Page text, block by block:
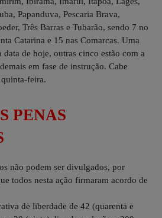
Papanduva, Pescaria Brava,
Três Barras e Tubarão, sendo 7 no
Catarina e 15 nas Comarcas. Uma
de hoje, outras cinco estão com a
em fase de instrução. Cabe
quinta-feira.
PENAS
não podem ser divulgados, por
todos nesta ação firmaram acordo de
de liberdade de 42 (quarenta e